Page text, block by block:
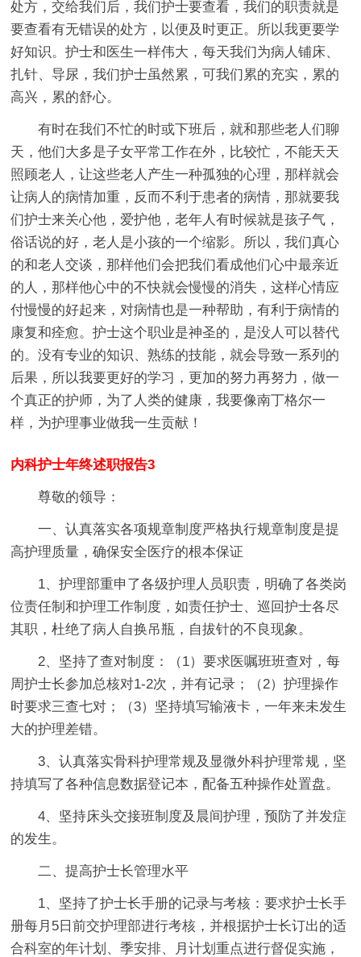
处方，交给我们后，我们护士要查看，我们的职责就是
要查看有无错误的处方，以便及时更正。所以我更要学
好知识。护士和医生一样伟大，每天我们为病人铺床、
扎针、导尿，我们护士虽然累，可我们累的充实，累的
高兴，累的舒心。
有时在我们不忙的时或下班后，就和那些老人们聊
天，他们大多是子女平常工作在外，比较忙，不能天天
照顾老人，让这些老人产生一种孤独的心理，那样就会
让病人的病情加重，反而不利于患者的病情，那就要我
们护士来关心他，爱护他，老年人有时候就是孩子气，
俗话说的好，老人是小孩的一个缩影。所以，我们真心
的和老人交谈，那样他们会把我们看成他们心中最亲近
的人，那样他心中的不快就会慢慢的消失，这样心情应
付慢慢的好起来，对病情也是一种帮助，有利于病情的
康复和痊愈。护士这个职业是神圣的，是没人可以替代
的。没有专业的知识、熟练的技能，就会导致一系列的
后果，所以我要更好的学习，更加的努力再努力，做一
个真正的护师，为了人类的健康，我要像南丁格尔一
样，为护理事业做我一生贡献！
内科护士年终述职报告3
尊敬的领导：
一、认真落实各项规章制度严格执行规章制度是提
高护理质量，确保安全医疗的根本保证
1、护理部重申了各级护理人员职责，明确了各类岗
位责任制和护理工作制度，如责任护士、巡回护士各尽
其职，杜绝了病人自换吊瓶，自拔针的不良现象。
2、坚持了查对制度：（1）要求医嘱班班查对，每
周护士长参加总核对1-2次，并有记录；（2）护理操作
时要求三查七对；（3）坚持填写输液卡，一年来未发生
大的护理差错。
3、认真落实骨科护理常规及显微外科护理常规，坚
持填写了各种信息数据登记本，配备五种操作处置盘。
4、坚持床头交接班制度及晨间护理，预防了并发症
的发生。
二、提高护士长管理水平
1、坚持了护士长手册的记录与考核：要求护士长手
册每月5日前交护理部进行考核，并根据护士长订出的适
合科室的年计划、季安排、月计划重点进行督促实施，